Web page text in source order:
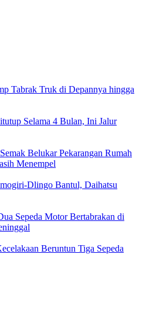
Tabrak Truk di Depannya hingga
Selama 4 Bulan, Ini Jalur
Belukar Pekarangan Rumah
Menempel
Dlingo Bantul, Daihatsu
Sepeda Motor Bertabrakan di
Beruntun Tiga Sepeda